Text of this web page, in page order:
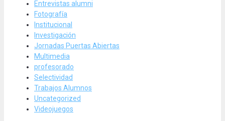
Entrevistas alumni
Fotografía
Institucional
Investigación
Jornadas Puertas Abiertas
Multimedia
profesorado
Selectividad
Trabajos Alumnos
Uncategorized
Videojuegos